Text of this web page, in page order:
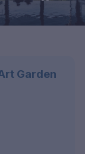
Garden